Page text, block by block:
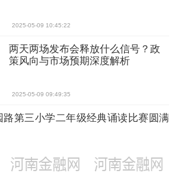
2025-05-09 10:45:22
两天两场发布会释放什么信号？政
策风向与市场预期深度解析
2025-05-09 09:49:35
第三小学二年级经典诵读比赛圆满